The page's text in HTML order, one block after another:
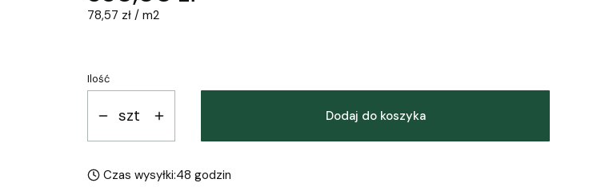
78,57 zł / m2
Ilość
szt Dodaj do koszyka
Czas wysyłki:48 godzin